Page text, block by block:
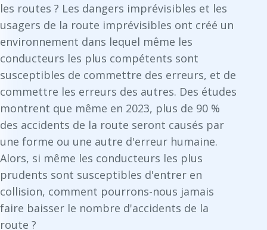
les routes ? Les dangers imprévisibles et les
usagers de la route imprévisibles ont créé un
environnement dans lequel même les
conducteurs les plus compétents sont
susceptibles de commettre des erreurs, et de
commettre les erreurs des autres. Des études
montrent que même en 2023, plus de 90 %
des accidents de la route seront causés par
une forme ou une autre d'erreur humaine.
Alors, si même les conducteurs les plus
prudents sont susceptibles d'entrer en
collision, comment pourrons-nous jamais
faire baisser le nombre d'accidents de la
route ?